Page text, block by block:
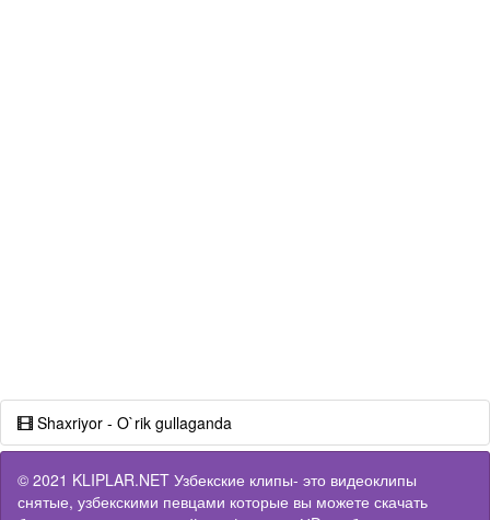
Shaxriyor - O`rik gullaganda
© 2021 KLIPLAR.NET Узбекские клипы- это видеоклипы
снятые, узбекскими певцами которые вы можете скачать